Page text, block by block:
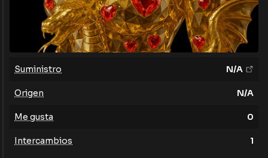
Suministro N/A
Origen N/A
Me gusta 0
Intercambios 1